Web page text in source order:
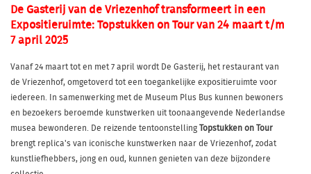
De Gasterij van de Vriezenhof transformeert in een
Expositieruimte: Topstukken on Tour van 24 maart t/m
7 april 2025
Vanaf 24 maart tot en met 7 april wordt De Gasterij, het restaurant van
de Vriezenhof, omgetoverd tot een toegankelijke expositieruimte voor
iedereen. In samenwerking met de Museum Plus Bus kunnen bewoners
en bezoekers beroemde kunstwerken uit toonaangevende Nederlandse
musea bewonderen. De reizende tentoonstellingTopstukken on Tour
brengt replica's van iconische kunstwerken naar de Vriezenhof, zodat
kunstliefhebbers, jong en oud, kunnen genieten van deze bijzondere